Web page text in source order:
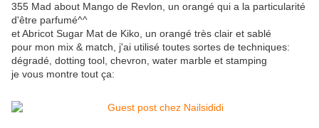
355 Mad about Mango de Revlon, un orangé qui a la particularité
d'être parfumé^^
et Abricot Sugar Mat de Kiko, un orangé très clair et sablé
pour mon mix & match, j'ai utilisé toutes sortes de techniques:
dégradé, dotting tool, chevron, water marble et stamping
je vous montre tout ça: